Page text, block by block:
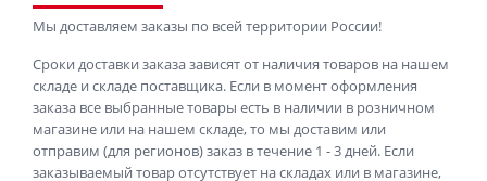
Мы доставляем заказы по всей территории России!
Сроки доставки заказа зависят от наличия товаров на нашем
складе и складе поставщика. Если в момент оформления
заказа все выбранные товары есть в наличии в розничном
магазине или на нашем складе, то мы доставим или
отправим (для регионов) заказ в течение 1 - 3 дней. Если
заказываемый товар отсутствует на складах или в магазине,